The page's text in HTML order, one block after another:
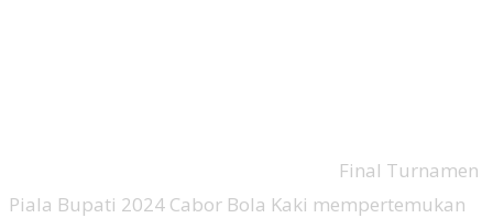
Final Turnamen
Piala Bupati 2024 Cabor Bola Kaki mempertemukan